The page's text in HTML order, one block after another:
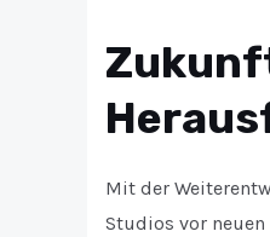
Mit der
Studios vor